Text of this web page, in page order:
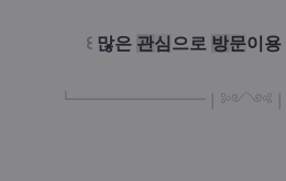
꒰ 많은 관심 으로 방문이용
┗━━━━━━━━❘༻༺❘